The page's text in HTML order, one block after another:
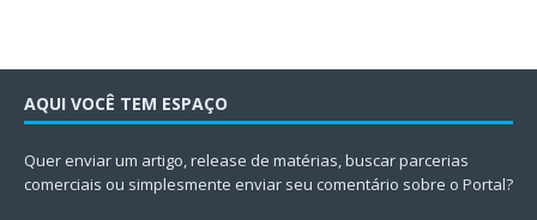
AQUI VOCÊ TEM ESPAÇO
Quer enviar um artigo, release de matérias, buscar parcerias
comerciais ou simplesmente enviar seu comentário sobre o Portal?